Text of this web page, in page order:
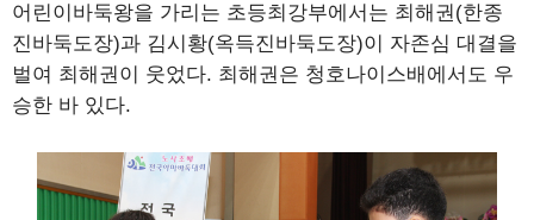
어린이바둑왕을 가리는 초등최강부에서는 최해권(한종
진바둑도장)과 김시황(옥득진바둑도장)이 자존심 대결을
벌여 최해권이 웃었다. 최해권은 청호나이스배에서도 우
승한 바 있다.